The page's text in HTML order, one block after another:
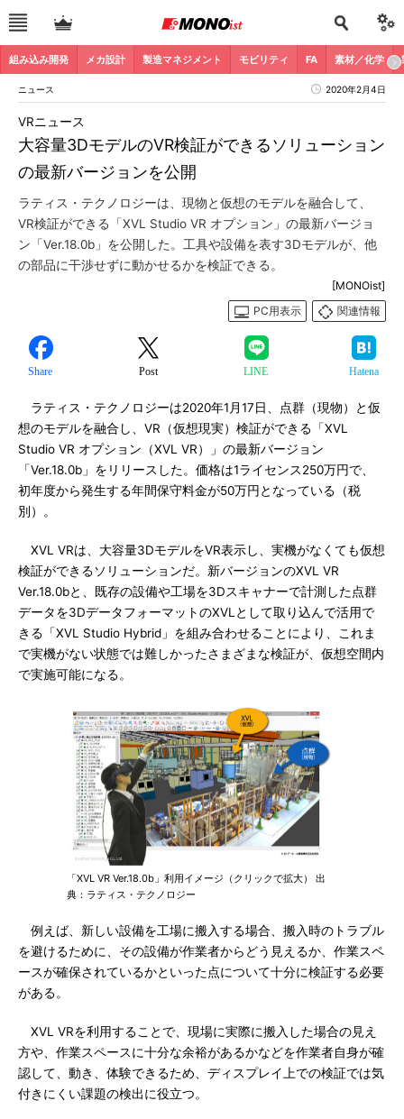
組み込み開発 メカ設計 製造マネジメント モビリティ FA 素材／化学
ニュース 2020年2月4日
大容量3DモデルのVR検証ができるソリューション
の最新バージョンを公開
VRニュース
ラティス・テクノロジーは、現物と仮想のモデルを融合して、
VR検証ができる「XVL Studio VR オプション」の最新バージョ
ン「Ver.18.0b」を公開した。工具や設備を表す3Dモデルが、他
の部品に干渉せずに動かせるかを検証できる。
[MONOist]
PC用表示
関連情報
Share Post LINE Hatena
ラティス・テクノロジーは2020年1月17日、点群（現物）と仮
想のモデルを融合し、VR（仮想現実）検証ができる「XVL
Studio VR オプション（XVL VR）」の最新バージョン
「Ver.18.0b」をリリースした。価格は1ライセンス250万円で、
初年度から発生する年間保守料金が50万円となっている（税
別）。
XVL VRは、大容量3DモデルをVR表示し、実機がなくても仮想
検証ができるソリューションだ。新バージョンのXVL VR
Ver.18.0bと、既存の設備や工場を3Dスキャナーで計測した点群
データを3DデータフォーマットのXVLとして取り込んで活用で
きる「XVL Studio Hybrid」を組み合わせることにより、これま
で実機がない状態では難しかったさまざまな検証が、仮想空間内
で実施可能になる。
「XVL VR Ver.18.0b」利用イメージ（クリックで拡大） 出
典：ラティス・テクノロジー
例えば、新しい設備を工場に搬入する場合、搬入時のトラブル
を避けるために、その設備が作業者からどう見えるか、作業スペ
ースが確保されているかといった点について十分に検証する必要
がある。
XVL VRを利用することで、現場に実際に搬入した場合の見え
方や、作業スペースに十分な余裕があるかなどを作業者自身が確
認して、動き、体験できるため、ディスプレイ上での検証では気
付きにくい課題の検出に役立つ。